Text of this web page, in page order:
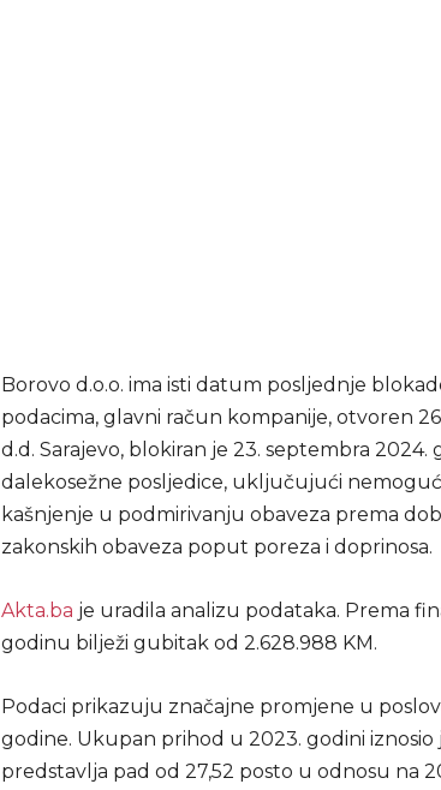
Borovo d.o.o. ima isti datum posljednje
podacima, glavni račun kompanije, otvoren
d.d. Sarajevo, blokiran je 23. septembra 2024.
dalekosežne posljedice, uključujući
kašnjenje u podmirivanju obaveza prema
zakonskih obaveza poput poreza i doprinosa.
Akta.ba je uradila analizu podataka. Prema
godinu bilježi gubitak od 2.628.988 KM.
Podaci prikazuju značajne promjene u
godine. Ukupan prihod u 2023. godini iznosio
predstavlja pad od 27,52 posto u odnosu na